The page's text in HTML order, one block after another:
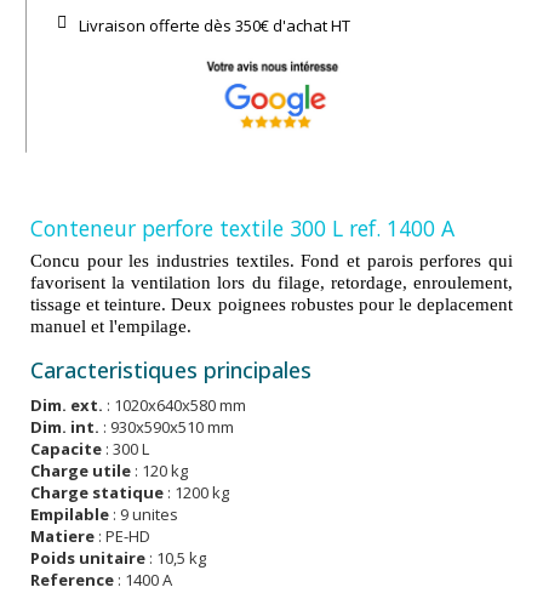
Livraison offerte dès 350€ d'achat​ HT
Conteneur perfore textile 300 L ref. 1400 A
Concu pour les industries textiles. Fond et parois perfores qui
favorisent la ventilation lors du filage, retordage, enroulement,
tissage et teinture. Deux poignees robustes pour le deplacement
manuel et l'empilage.
Caracteristiques principales
Dim. ext. : 1020x640x580 mm
Dim. int. : 930x590x510 mm
Capacite : 300 L
Charge utile : 120 kg
Charge statique : 1200 kg
Empilable : 9 unites
Matiere : PE-HD
Poids unitaire : 10,5 kg
Reference : 1400 A